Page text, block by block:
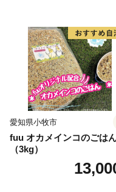
愛知県小牧市
fuu オカメインコのごは
（3kg）